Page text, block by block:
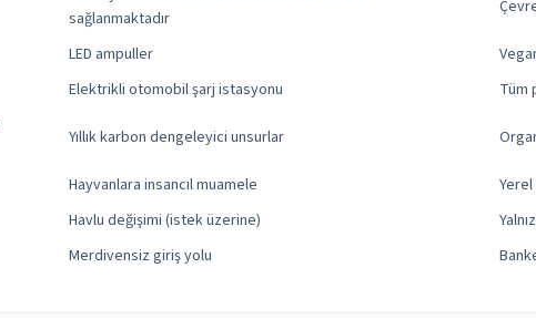
sağlanmaktadır
LED ampuller
Elektrikli otomobil şarj istasyonu
Tüm
Yıllık karbon dengeleyici unsurlar
Hayvanlara insancıl muamele
Havlu değişimi (istek üzerine)
Merdivensiz giriş yolu